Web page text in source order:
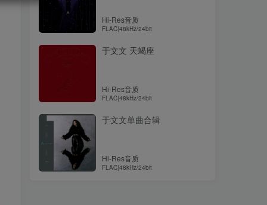
Hi-Res音质
FLAC|48kHz/24bit
于文文 天蝎座
Hi-Res音质
FLAC|48kHz/24bit
于文文单曲合辑
Hi-Res音质
FLAC|48kHz/24bit